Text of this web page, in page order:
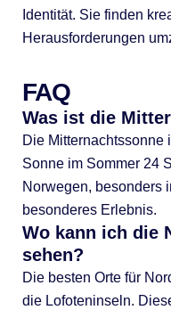
Identität. Sie finden
Herausforderungen
FAQ
Was ist die
Die Mitternachtssonne
Sonne im Sommer 24
Norwegen, besonders
besonderes Erlebnis.
Wo kann ich die
sehen?
Die besten Orte für
die Lofoteninseln.